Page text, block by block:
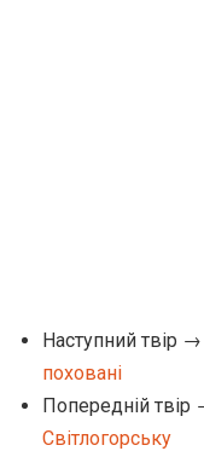
Наступний твір →
поховані
Попередній твір
Світлогорську